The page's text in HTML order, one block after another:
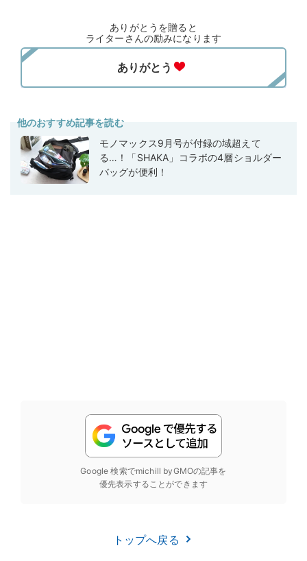
ありがとうを贈ると
ライターさんの励みになります
他のおすすめ記事を読む
モノマックス9月号が付録の域超えて
る…！「SHAKA」コラボの4層ショルダー
バッグが便利！
Google 検索でmichill byGMOの記事を
優先表示することができます
トップへ戻る